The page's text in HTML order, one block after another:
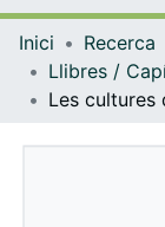
Inici Recerca